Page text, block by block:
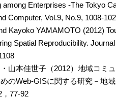
among Enterprises -The Tokyo
Computer, Vol.9, No.9, 1008-
Kayoko YAMAMOTO (2012)
Spatial Reproducibility.
山本佳世子（2012）地域コミ
のWeb-GISに関する研究－地
，77-92